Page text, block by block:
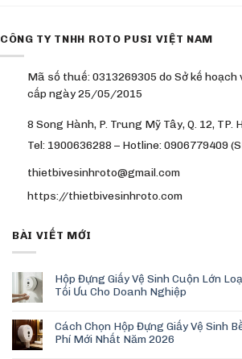
CÔNG TY TNHH ROTO PUSI VIỆT NAM
Mã số thuế: 0313269305 do Sở kế hoạch
cấp ngày 25/05/2015
8 Song Hành, P. Trung Mỹ Tây, Q. 12, TP.
Tel: 1900636288 – Hotline: 0906779409
thietbivesinhroto@gmail.com
https://thietbivesinhroto.com
BÀI VIẾT MỚI
Hộp Đựng Giấy Vệ Sinh Cuộn Lớn
Tối Ưu Cho Doanh Nghiệp
Cách Chọn Hộp Đựng Giấy Vệ Sinh
Phí Mới Nhất Năm 2026